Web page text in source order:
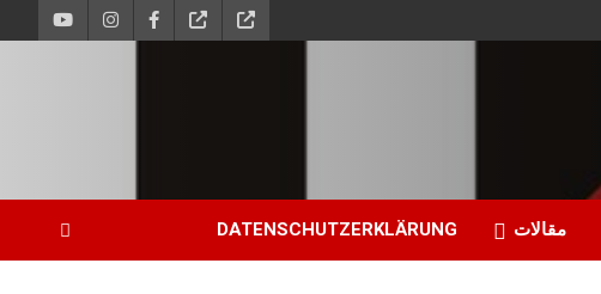
مقالات DATENSCHUTZERKLÄRUNG